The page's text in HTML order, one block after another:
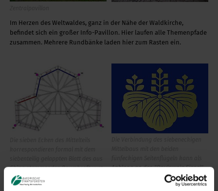
Im Herzen des Weltwaldes, ganz in der Nähe der Waldkirche,
befindet sich ein großer Info-Pavillon. Hier laufen alle Themenpfade
zusammen. Mehrere Rundbänke laden hier zum Rasten ein.
China stammenden Baumkraftwurz
(Kalopanax septemlobus).
Anklang an das "Paulownia Siegel"
(go-shichi no kiri crest) verstanden
werden, wie es aktuell z.B. vom